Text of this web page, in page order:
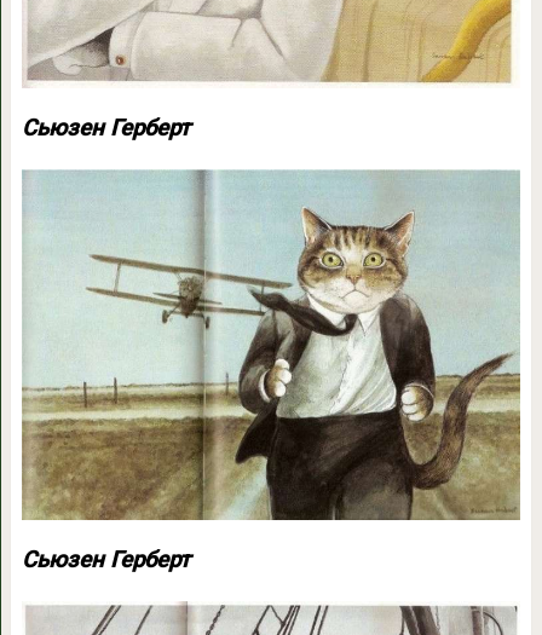
Сьюзен Герберт
Сьюзен Герберт